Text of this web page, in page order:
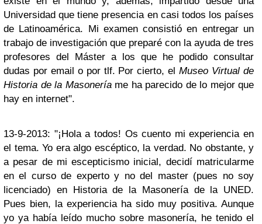
Universidad que tiene presencia en casi todos los países
de Latinoamérica. Mi examen consistió en entregar un
trabajo de investigación que preparé con la ayuda de tres
profesores del Máster a los que he podido consultar
dudas por email o por tlf. Por cierto, elMuseo Virtual de
Historia de la Masoneríame ha parecido de lo mejor que
hay en internet".
13-9-2013: "¡Hola a todos! Os cuento mi experiencia en
el tema. Yo era algo escéptico, la verdad. No obstante, y
a pesar de mi escepticismo inicial, decidí matricularme
en el curso de experto y no del master (pues no soy
licenciado) en Historia de la Masonería de la UNED.
Pues bien, la experiencia ha sido muy positiva. Aunque
yo ya había leído mucho sobre masonería, he tenido el